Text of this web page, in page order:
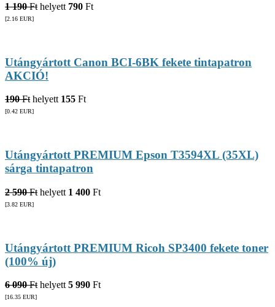
1 190 Ft helyett 790 Ft
[2.16 EUR]
Utángyártott Canon BCI-6BK fekete tintapatron
AKCIÓ!
190 Ft helyett 155 Ft
[0.42 EUR]
Utángyártott PREMIUM Epson T3594XL (35XL)
sárga tintapatron
2 590 Ft helyett 1 400 Ft
[3.82 EUR]
Utángyártott PREMIUM Ricoh SP3400 fekete toner
(100% új)
6 090 Ft helyett 5 990 Ft
[16.35 EUR]